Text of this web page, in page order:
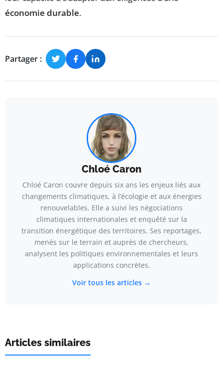
économie durable.
Partager :
Chloé Caron
Chloé Caron couvre depuis six ans les enjeux liés aux
changements climatiques, à l’écologie et aux énergies
renouvelables. Elle a suivi les négociations
climatiques internationales et enquêté sur la
transition énergétique des territoires. Ses reportages,
menés sur le terrain et auprès de chercheurs,
analysent les politiques environnementales et leurs
applications concrètes.
Voir tous les articles →
Articles similaires